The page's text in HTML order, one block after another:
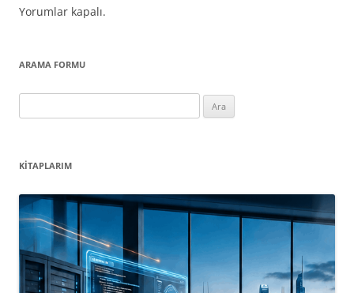
Yorumlar kapalı.
ARAMA FORMU
KITAPLARIM